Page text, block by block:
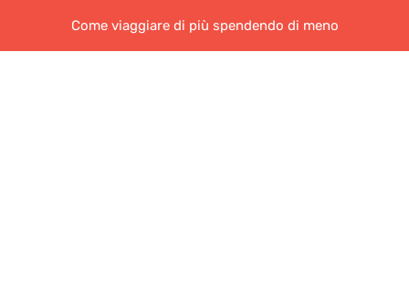
Come viaggiare di più spendendo di meno